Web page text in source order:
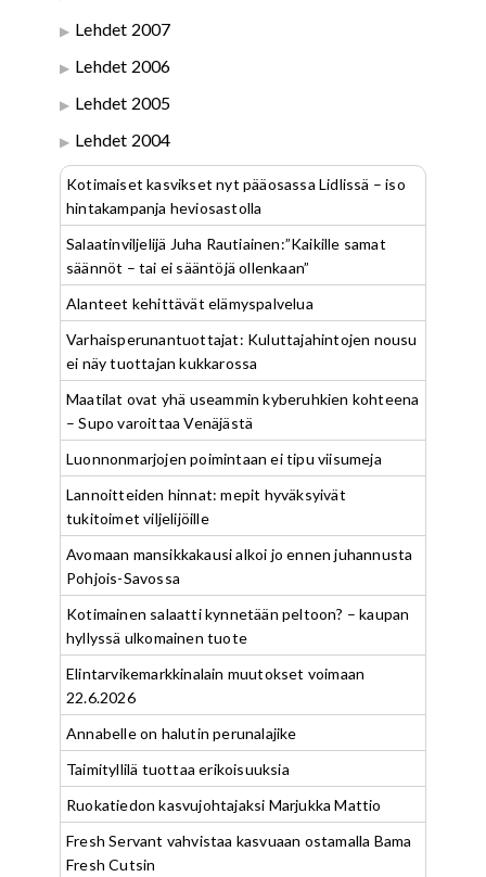
Lehdet 2007
Lehdet 2006
Lehdet 2005
Lehdet 2004
Kotimaiset kasvikset nyt pääosassa Lidlissä – iso
hintakampanja heviosastolla
Salaatinviljelijä Juha Rautiainen:”Kaikille samat
säännöt – tai ei sääntöjä ollenkaan”
Alanteet kehittävät elämyspalvelua
Varhaisperunantuottajat: Kuluttajahintojen nousu
ei näy tuottajan kukkarossa
Maatilat ovat yhä useammin kyberuhkien kohteena
– Supo varoittaa Venäjästä
Luonnonmarjojen poimintaan ei tipu viisumeja
Lannoitteiden hinnat: mepit hyväksyivät
tukitoimet viljelijöille
Avomaan mansikkakausi alkoi jo ennen juhannusta
Pohjois-Savossa
Kotimainen salaatti kynnetään peltoon? – kaupan
hyllyssä ulkomainen tuote
Elintarvikemarkkinalain muutokset voimaan
22.6.2026
Annabelle on halutin perunalajike
Taimityllilä tuottaa erikoisuuksia
Ruokatiedon kasvujohtajaksi Marjukka Mattio
Fresh Servant vahvistaa kasvuaan ostamalla Bama
Fresh Cutsin